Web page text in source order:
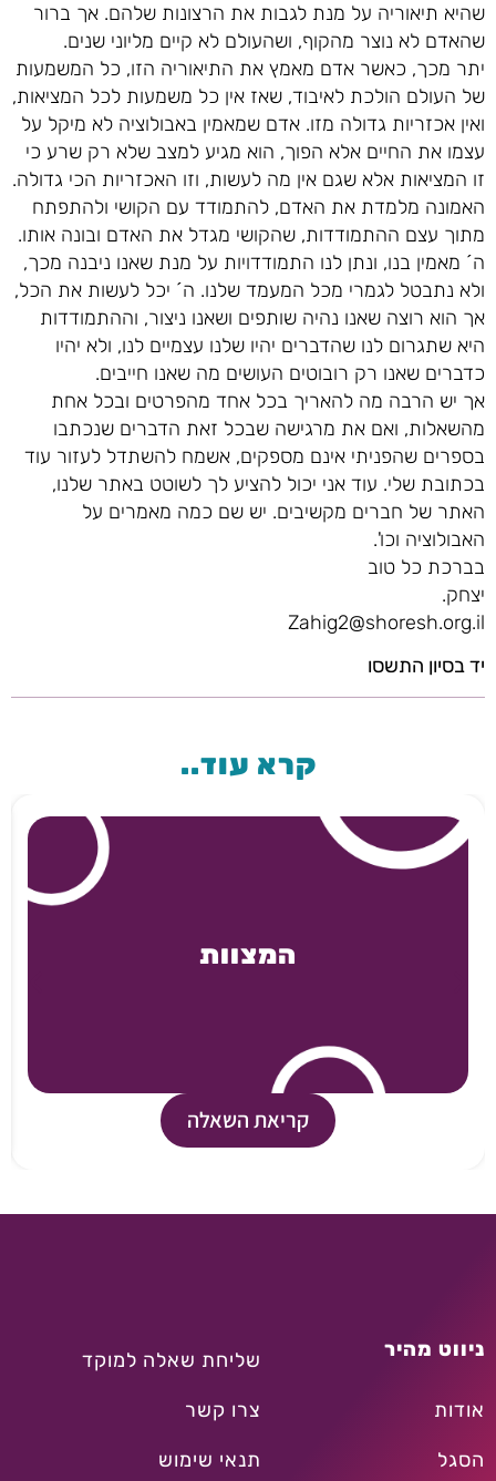
שהיא תיאוריה על מנת לגבות את הרצונות שלהם. אך ברור
שהאדם לא נוצר מהקוף, ושהעולם לא קיים מליוני שנים.
יתר מכך, כאשר אדם מאמץ את התיאוריה הזו, כל המשמעות
של העולם הולכת לאיבוד, שאז אין כל משמעות לכל המציאות,
ואין אכזריות גדולה מזו. אדם שמאמין באבולוציה לא מיקל על
עצמו את החיים אלא הפוך, הוא מגיע למצב שלא רק שרע כי
זו המציאות אלא שגם אין מה לעשות, וזו האכזריות הכי גדולה.
האמונה מלמדת את האדם, להתמודד עם הקושי ולהתפתח
מתוך עצם ההתמודדות, שהקושי מגדל את האדם ובונה אותו.
ה´ מאמין בנו, ונתן לנו התמודדויות על מנת שאנו ניבנה מכך,
ולא נתבטל לגמרי מכל המעמד שלנו. ה´ יכל לעשות את הכל,
אך הוא רוצה שאנו נהיה שותפים ושאנו ניצור, וההתמודדות
היא שתגרום לנו שהדברים יהיו שלנו עצמיים לנו, ולא יהיו
כדברים שאנו רק רובוטים העושים מה שאנו חייבים.
אך יש הרבה מה להאריך בכל אחד מהפרטים ובכל אחת
מהשאלות, ואם את מרגישה שבכל זאת הדברים שנכתבו
בספרים שהפניתי אינם מספקים, אשמח להשתדל לעזור עוד
בכתובת שלי. עוד אני יכול להציע לך לשוטט באתר שלנו,
האתר של חברים מקשיבים. יש שם כמה מאמרים על
האבולוציה וכו'.
בברכת כל טוב
יצחק.
Zahig2@shoresh.org.il
יד בסיון התשסו
קרא עוד..
המצוות
קריאת השאלה
ניווט מהיר
אודות
הסגל
שליחת שאלה למוקד
צרו קשר
תנאי שימוש